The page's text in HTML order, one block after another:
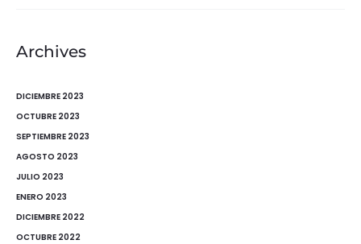
Archives
DICIEMBRE 2023
OCTUBRE 2023
SEPTIEMBRE 2023
AGOSTO 2023
JULIO 2023
ENERO 2023
DICIEMBRE 2022
OCTUBRE 2022